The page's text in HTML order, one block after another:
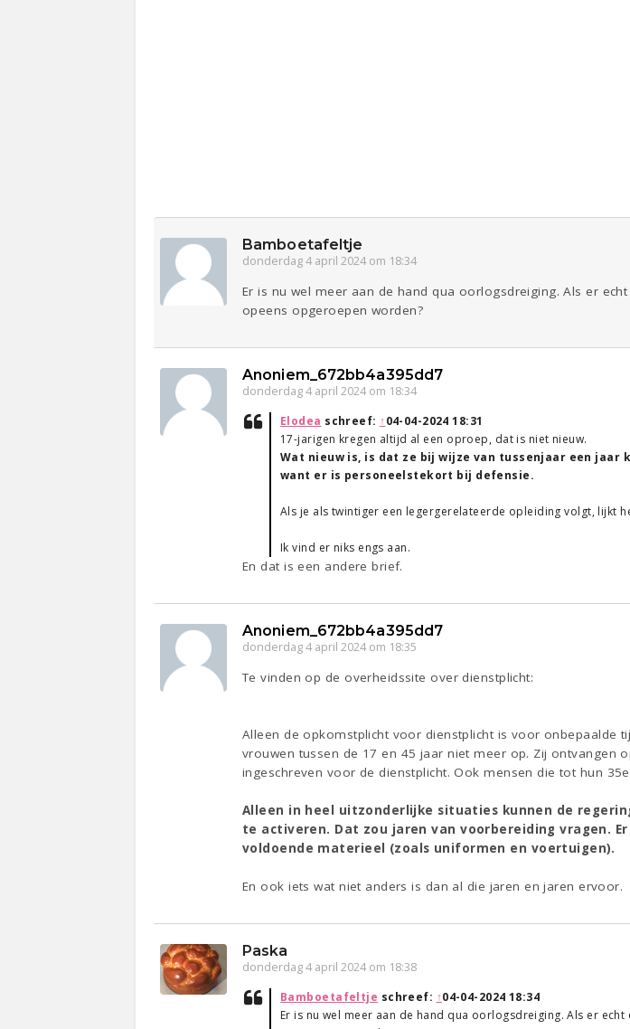
Bamboetafeltje
donderdag 4 april 2024 om 18:34
Er is nu wel meer aan de hand qua oorlogsdreiging. Als er
opeens opgeroepen worden?
Anoniem_672bb4a395dd7
donderdag 4 april 2024 om 18:34
Elodea schreef: ↑04-04-2024 18:31
17-jarigen kregen altijd al een oproep, dat is niet nieuw.
Wat nieuw is, is dat ze bij wijze van tussenjaar een
want er is personeelstekort bij defensie.
Als je als twintiger een legergerelateerde opleiding volgt, lijkt
Ik vind er niks engs aan.
En dat is een andere brief.
Anoniem_672bb4a395dd7
donderdag 4 april 2024 om 18:35
Te vinden op de overheidssite over dienstplicht:
Alleen de opkomstplicht voor dienstplicht is voor onbepaalde
vrouwen tussen de 17 en 45 jaar niet meer op. Zij ontvangen
ingeschreven voor de dienstplicht. Ook mensen die tot hun
Alleen in heel uitzonderlijke situaties kunnen de
te activeren. Dat zou jaren van voorbereiding vragen.
voldoende materieel (zoals uniformen en voertuigen).
En ook iets wat niet anders is dan al die jaren en jaren ervoor.
Paska
donderdag 4 april 2024 om 18:38
Bamboetafeltje schreef: ↑04-04-2024 18:34
Er is nu wel meer aan de hand qua oorlogsdreiging. Als er